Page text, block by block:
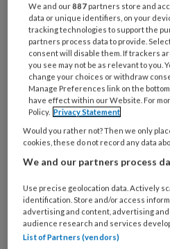
Wat
is
je
e-
mailadres?
* *
Kies
je
wachtwoord* *
Kies
je
welke
organisatie
werk
je?
Untitled
Ontvang 2x per week
We and our887 partners store and
data or unique identifiers, on your
tracking technologies to support the
partners process data to provide.
consent will disable them. If trackers
you see may not be as relevant to you.
change your choices or withdraw
Manage Preferences link on the
have effect within our Website. For
Policy. Privacy Statement
Would you rather not? Then we only
cookies, these do not record any data
We and our partners process
Use precise geolocation data. Actively
identification. Store and/or access
advertising and content, advertising
audience research and services
List of Partners (vendors)